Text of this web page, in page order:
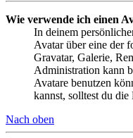
Wie verwende ich einen
In deinem
Avatar über eine der
Gravatar, Galerie,
Administration kann
Avatare benutzen
kannst, solltest du
Nach oben